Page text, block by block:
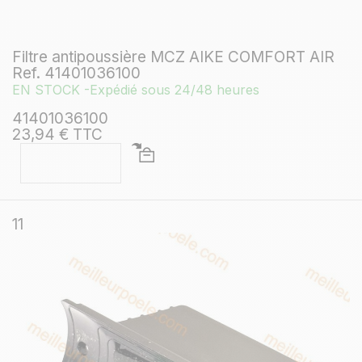
Filtre antipoussière MCZ AIKE COMFORT AIR
Ref. 41401036100
EN STOCK -Expédié sous 24/48 heures
41401036100
23,94 € TTC
11